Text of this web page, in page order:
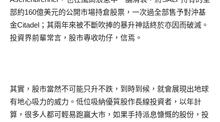
部約160億美元的公開市場持倉股票，一次過全部售予對沖基
金Citadel；其兩年來被不斷吹捧的暴升神話終於亦因而破滅。
投資界前輩常言，股市專收叻仔，信焉。
其實，股市當然不可能只升不跌，到時到候，就會展現出地球
有地心吸力的威力。低位吸納優質股作長線投資者，以年計
算，很多人都可輕易跑贏大市，如果手持派息慷慨的股份，投